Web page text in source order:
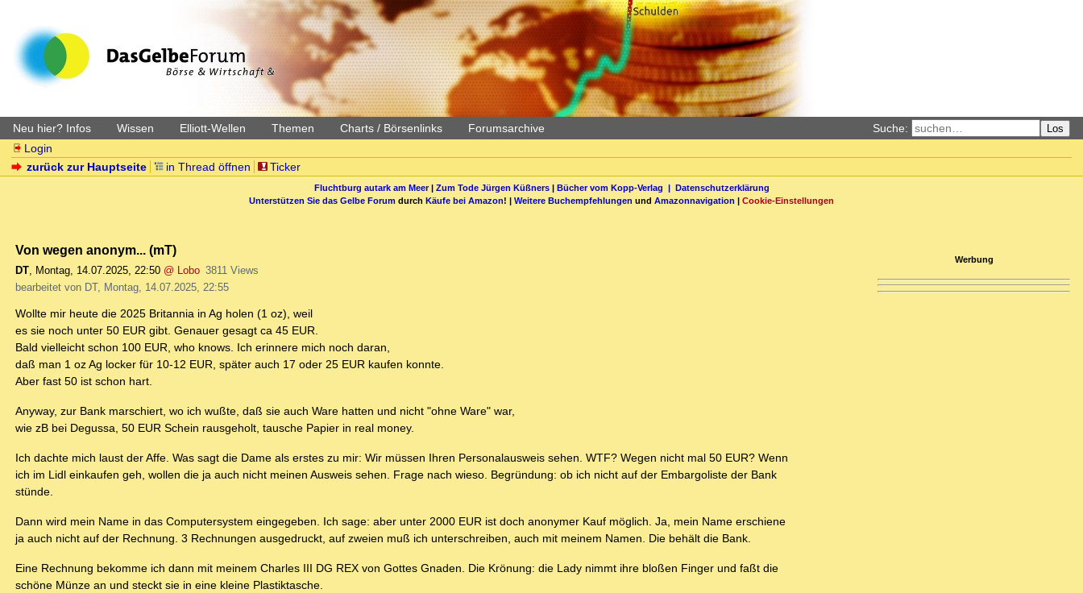
Neu hier? Infos Wissen Elliott-Wellen Themen Charts / Börsenlinks Forumsarchive Suche: Los
Login
zurück zur Hauptseite
in Thread öffnen Ticker
Fluchtburg autark am Meer| Zum Tode Jürgen Küßners| Bücher vom Kopp-Verlag | Datenschutzerklärung
Unterstützen Sie das Gelbe Forum durch Käufe bei Amazon! | Weitere Buchempfehlungen und Amazonnavigation | Cookie-Einstellungen
Von wegen anonym... (mT)
DT, Montag, 14.07.2025, 22:50 @ Lobo 3811 Views
bearbeitet von DT, Montag, 14.07.2025, 22:55
Wollte mir heute die 2025 Britannia in Ag holen (1 oz), weil
es sie noch unter 50 EUR gibt. Genauer gesagt ca 45 EUR.
Bald vielleicht schon 100 EUR, who knows. Ich erinnere mich noch daran,
daß man 1 oz Ag locker für 10-12 EUR, später auch 17 oder 25 EUR kaufen konnte.
Aber fast 50 ist schon hart.
Anyway, zur Bank marschiert, wo ich wußte, daß sie auch Ware hatten und nicht "ohne Ware" war,
wie zB bei Degussa, 50 EUR Schein rausgeholt, tausche Papier in real money.
Ich dachte mich laust der Affe. Was sagt die Dame als erstes zu mir: Wir müssen Ihren Personalausweis sehen. WTF? Wegen nicht mal 50 EUR? Wenn
ich im Lidl einkaufen geh, wollen die ja auch nicht meinen Ausweis sehen. Frage nach wieso. Begründung: ob ich nicht auf der Embargoliste der Bank
stünde.
Dann wird mein Name in das Computersystem eingegeben. Ich sage: aber unter 2000 EUR ist doch anonymer Kauf möglich. Ja, mein Name erschiene
ja auch nicht auf der Rechnung. 3 Rechnungen ausgedruckt, auf zweien muß ich unterschreiben, auch mit meinem Namen. Die behält die Bank.
Eine Rechnung bekomme ich dann mit meinem Charles III DG REX von Gottes Gnaden. Die Krönung: die Lady nimmt ihre bloßen Finger und faßt die
schöne Münze an und steckt sie in eine kleine Plastiktasche.
Werbung